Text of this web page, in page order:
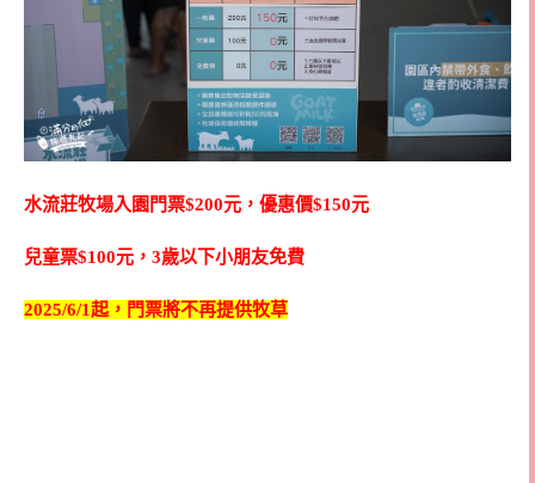
水流莊牧場入園門票$200元，優惠價$150元
兒童票$100元，3歲以下小朋友免費
2025/6/1起，門票將不再提供牧草